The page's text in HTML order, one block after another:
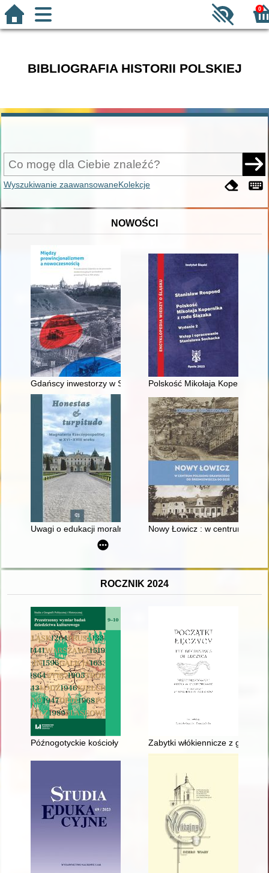
0
BIBLIOGRAFIA HISTORII POLSKIEJ
Wyszukiwanie zaawansowaneKolekcje
NOWOŚCI
Gdańscy inwestorzy w Sopocie : prestiż finansowy i
Polskość Mikołaja Kopernika z
Uwagi o edukacji moralnej synów szlacheckich w XVI-
Nowy Łowicz : w centrum
ROCZNIK 2024
Późnogotyckie kościoły typu wieluńskiego : problem
Zabytki włókiennicze z